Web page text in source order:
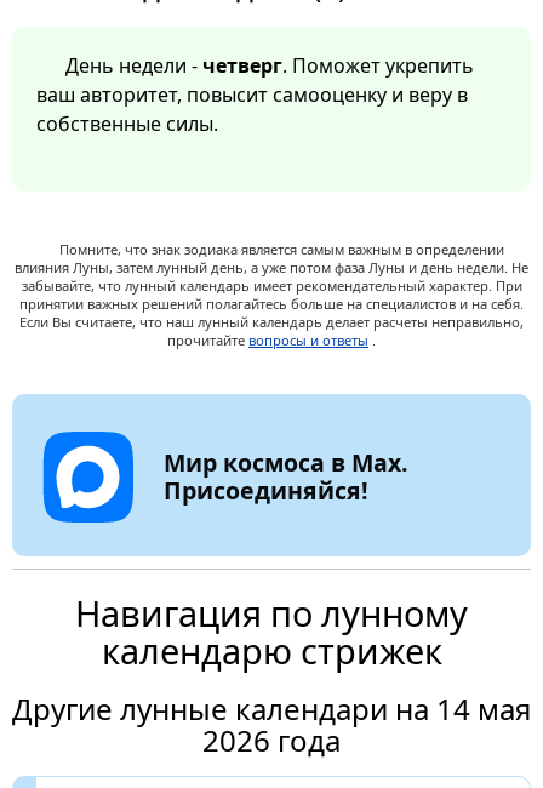
День недели - четверг. Поможет укрепить
ваш авторитет, повысит самооценку и веру в
собственные силы.
Помните, что знак зодиака является самым важным в определении
влияния Луны, затем лунный день, а уже потом фаза Луны и день недели. Не
забывайте, что лунный календарь имеет рекомендательный характер. При
принятии важных решений полагайтесь больше на специалистов и на себя.
Если Вы считаете, что наш лунный календарь делает расчеты неправильно,
прочитайте вопросы и ответы .
Мир космоса в Max.
Присоединяйся!
Навигация по лунному
календарю стрижек
Другие лунные календари на 14 мая
2026 года